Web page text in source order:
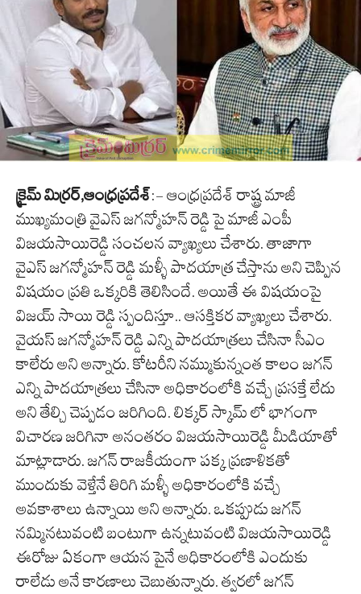
క్రైమ్ మిర్రర్,ఆంధ్రప్రదేశ్:- ఆంధ్రప్రదేశ్ రాష్ట్ర మాజీ
ముఖ్యమంత్రి వైఎస్ జగన్మోహన్ రెడ్డి పై మాజీ ఎంపీ
విజయసాయిరెడ్డి సంచలన వ్యాఖ్యలు చేశారు. తాజాగా
వైఎస్ జగన్మోహన్ రెడ్డి మళ్ళీ పాదయాత్ర చేస్తాను అని చెప్పిన
విషయం ప్రతి ఒక్కరికి తెలిసిందే. అయితే ఈ విషయంపై
విజయ్ సాయి రెడ్డి స్పందిస్తూ.. ఆసక్తికర వ్యాఖ్యలు చేశారు.
వైయస్ జగన్మోహన్ రెడ్డి ఎన్ని పాదయాత్రలు చేసినా సీఎం
కాలేరు అని అన్నారు. కోటరీని నమ్ముకున్నంత కాలం జగన్
ఎన్ని పాదయాత్రలు చేసినా అధికారంలోకి వచ్చే ప్రసక్తే లేదు
అని తేల్చి చెప్పడం జరిగింది. లిక్కర్ స్కామ్ లో భాగంగా
విచారణ జరిగినా అనంతరం విజయసాయిరెడ్డి మీడియాతో
మాట్లాడారు. జగన్ రాజకీయంగా పక్క ప్రణాళికతో
ముందుకు వెళ్తేనే తిరిగి మళ్ళీ అధికారంలోకి వచ్చే
అవకాశాలు ఉన్నాయి అని అన్నారు. ఒకప్పుడు జగన్
నమ్మినటువంటి బంటుగా ఉన్నటువంటి విజయసాయిరెడ్డి
ఈరోజు ఏకంగా ఆయన పైనే అధికారంలోకి ఎందుకు
రాలేడు అనే కారణాలు చెబుతున్నారు. త్వరలో జగన్